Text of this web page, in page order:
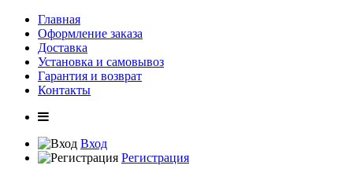
Главная
Оформление заказа
Доставка
Установка и самовывоз
Гарантия и возврат
Контакты
Вход
Регистрация